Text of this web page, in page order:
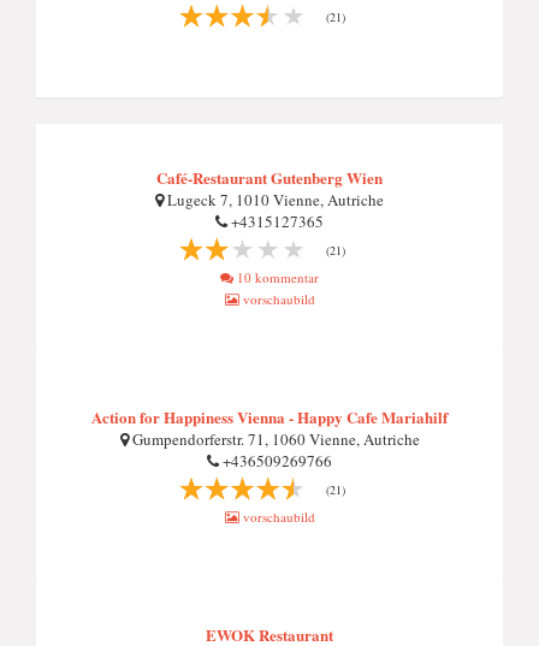
(21)
Café-Restaurant Gutenberg Wien
Lugeck 7, 1010 Vienne, Autriche
+4315127365
(21)
10 kommentar
vorschaubild
Action for Happiness Vienna - Happy Cafe Mariahilf
Gumpendorferstr. 71, 1060 Vienne, Autriche
+436509269766
(21)
vorschaubild
EWOK Restaurant